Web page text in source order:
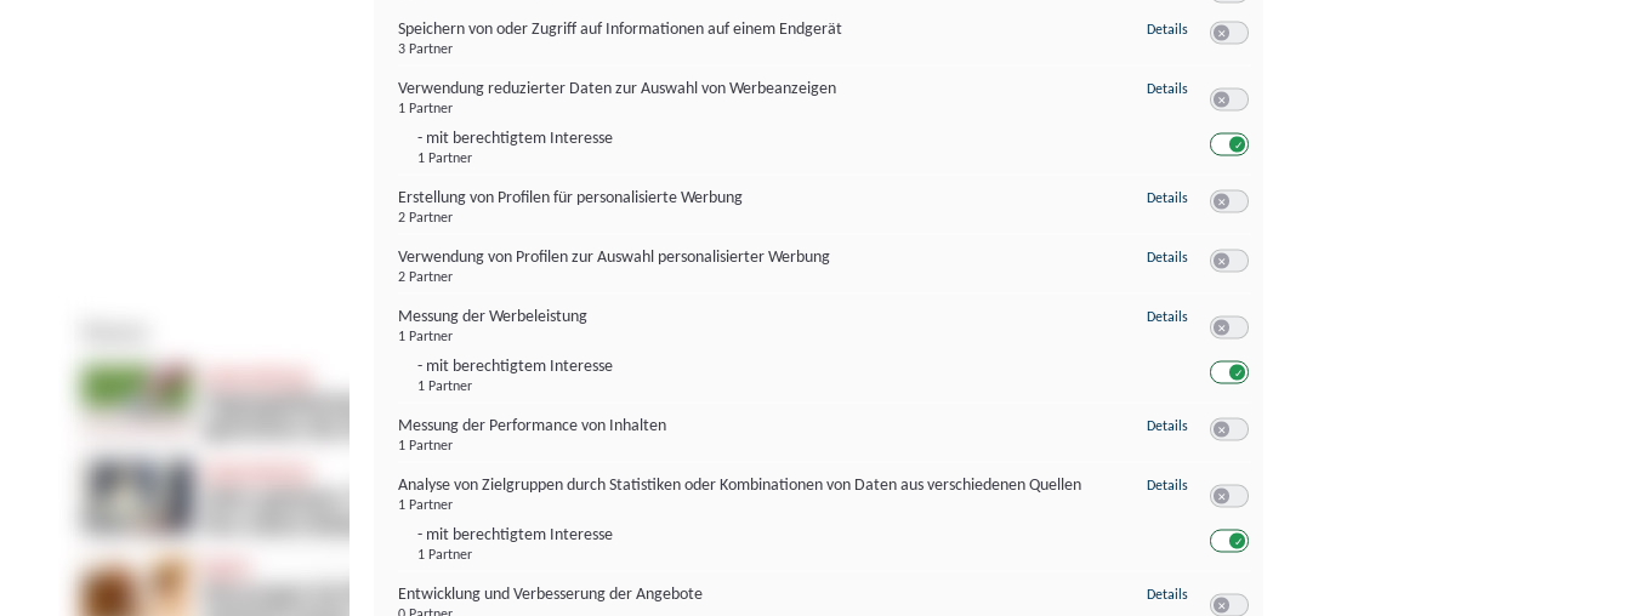
Speichern von oder Zugriff auf Informationen auf einem Endgerät
3 Partner
Details zu Speichern von oder Zugriff auf Informationen auf einem Endgerät
Verwendung reduzierter Daten zur Auswahl von Werbeanzeigen
1 Partner
- mit berechtigtem Interesse
1 Partner
Details zu Verwendung reduzierter Daten zur Auswahl von Werbeanzeigen
Erstellung von Profilen für personalisierte Werbung
2 Partner
Details zu Erstellung von Profilen für personalisierte Werbung
Verwendung von Profilen zur Auswahl personalisierter Werbung
2 Partner
Details zu Verwendung von Profilen zur Auswahl personalisierter Werbung
Messung der Werbeleistung
1 Partner
- mit berechtigtem Interesse
1 Partner
Details zu Messung der Werbeleistung
Messung der Performance von Inhalten
1 Partner
Details zu Messung der Performance von Inhalten
Analyse von Zielgruppen durch Statistiken oder Kombinationen von Daten aus verschiedenen Quellen
1 Partner
- mit berechtigtem Interesse
1 Partner
Details zu Analyse von Zielgruppen durch Statistiken oder Kombinationen von
Entwicklung und Verbesserung der Angebote
Details zu Entwicklung und Verbesserung der Angebote